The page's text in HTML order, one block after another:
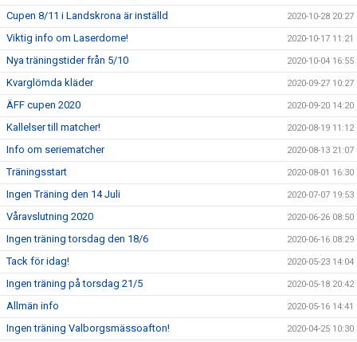
Cupen 8/11 i Landskrona är inställd 2020-10-28 20:27
Viktig info om Laserdome! 2020-10-17 11:21
Nya träningstider från 5/10 2020-10-04 16:55
Kvarglömda kläder 2020-09-27 10:27
ÄFF cupen 2020 2020-09-20 14:20
Kallelser till matcher! 2020-08-19 11:12
Info om seriematcher 2020-08-13 21:07
Träningsstart 2020-08-01 16:30
Ingen Träning den 14 Juli 2020-07-07 19:53
Våravslutning 2020 2020-06-26 08:50
Ingen träning torsdag den 18/6 2020-06-16 08:29
Tack för idag! 2020-05-23 14:04
Ingen träning på torsdag 21/5 2020-05-18 20:42
Allmän info 2020-05-16 14:41
Ingen träning Valborgsmässoafton! 2020-04-25 10:30